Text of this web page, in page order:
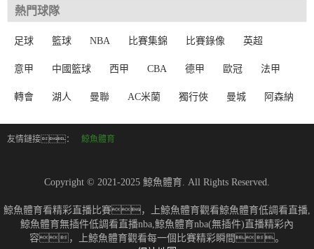
熱門球隊
足球 籃球 NBA 比賽集錦 比賽錄像 英超
意甲 中國籃球 西甲 CBA 德甲 歐冠 法甲
轉會 湖人 曼聯 AC米蘭 獨行俠 曼城 阿森納
友情鏈接： 鯨魚體育
Copyright © 2021-2025 鯨魚體育. All Rights Reserved.
鯨魚體育看精彩直播比賽，上鯨魚體育觀看鯨魚體育低調看直播,
鯨魚體育無插件低調看直播nba,鯨魚體育nba(無插件)直播精彩內
容，上鯨魚體育觀看每一個比賽精彩瞬間。